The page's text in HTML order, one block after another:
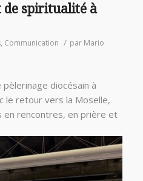
de spiritualité à
, Communication / par Mario
diocésain à
le retour vers la Moselle,
en rencontres, en prière et